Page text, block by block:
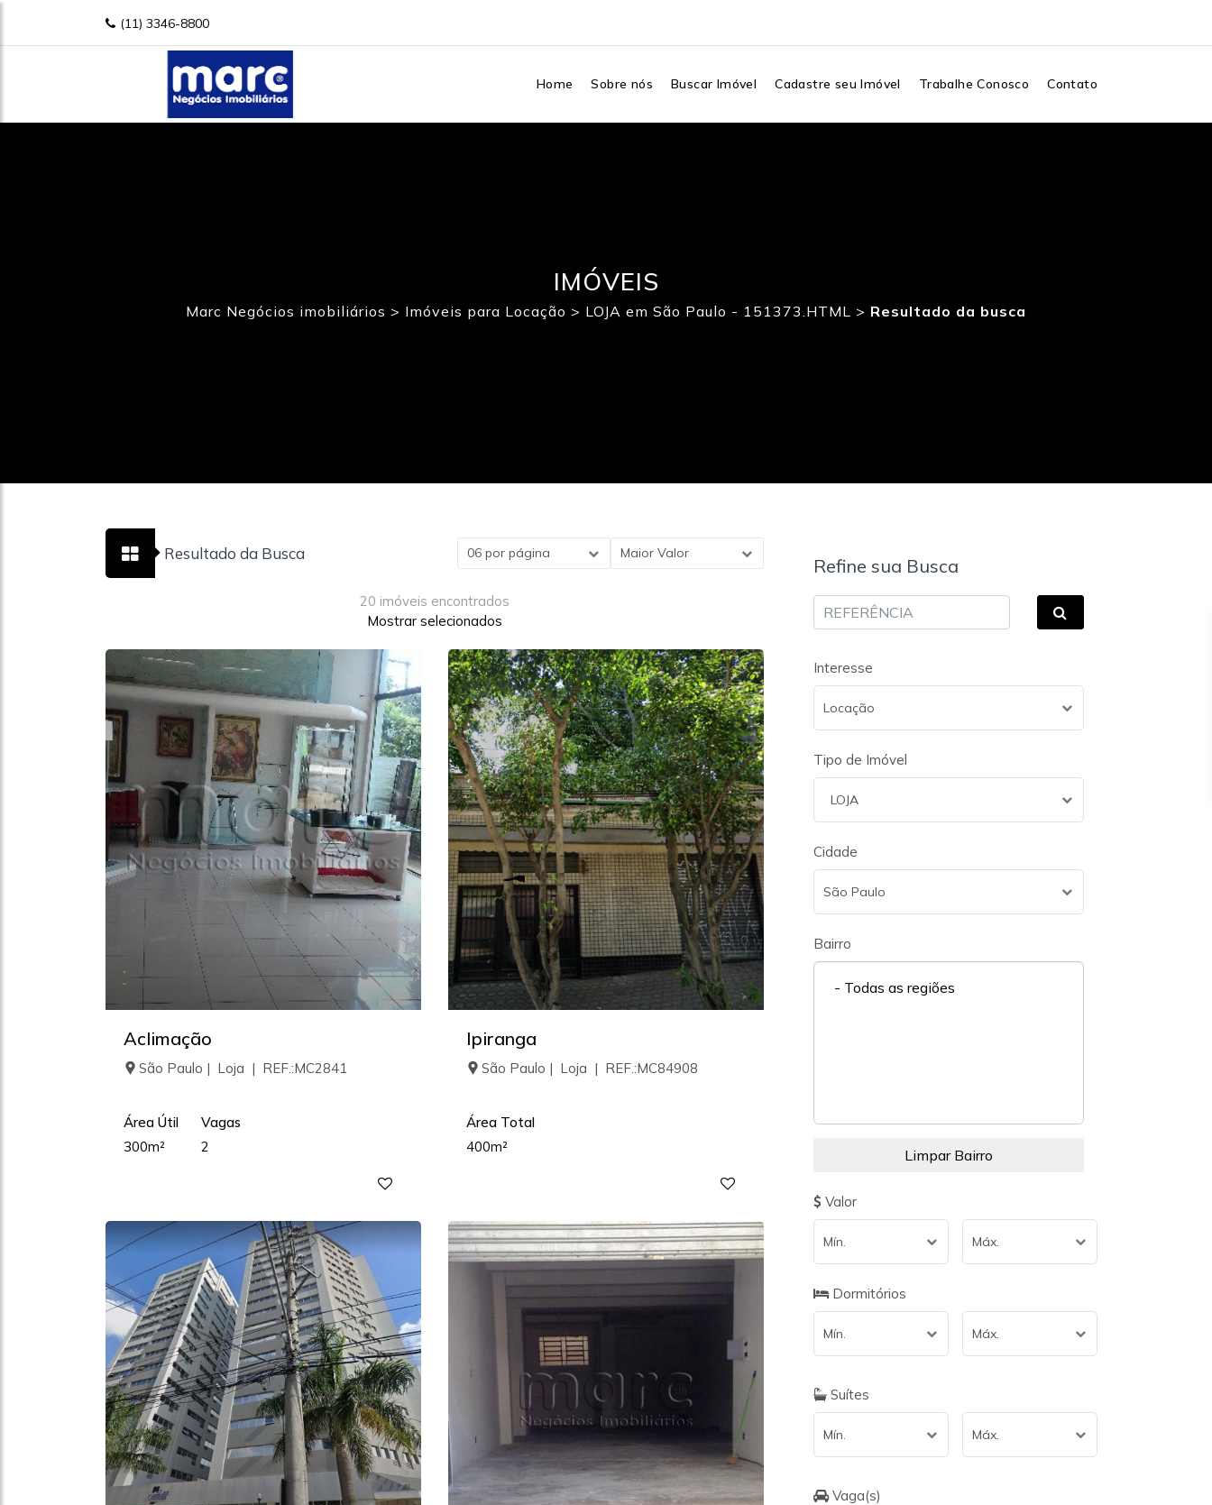
(11) 3346-8800
Home Sobre nós Buscar Imóvel Cadastre seu Imóvel Trabalhe Conosco Contato
IMÓVEIS
Marc Negócios imobiliários > Imóveis para Locação > LOJA em São Paulo - 151373.HTML > Resultado da busca
Resultado da Busca Maior Valor
06 por página
20 imóveis encontrados
Mostrar selecionados
Aclimação
São Paulo | Loja | REF.:MC2841
Área Útil
300m²
Vagas
2
Ipiranga
São Paulo | Loja | REF.:MC84908
Área Total
400m²
Refine sua Busca
Interesse
Locação
Tipo de Imóvel
LOJA
Cidade
São Paulo
Bairro
- Todas as regiões
Valor
Mín. Máx.
Dormitórios
Mín. Máx.
Suítes
Mín. Máx.
Vaga(s)